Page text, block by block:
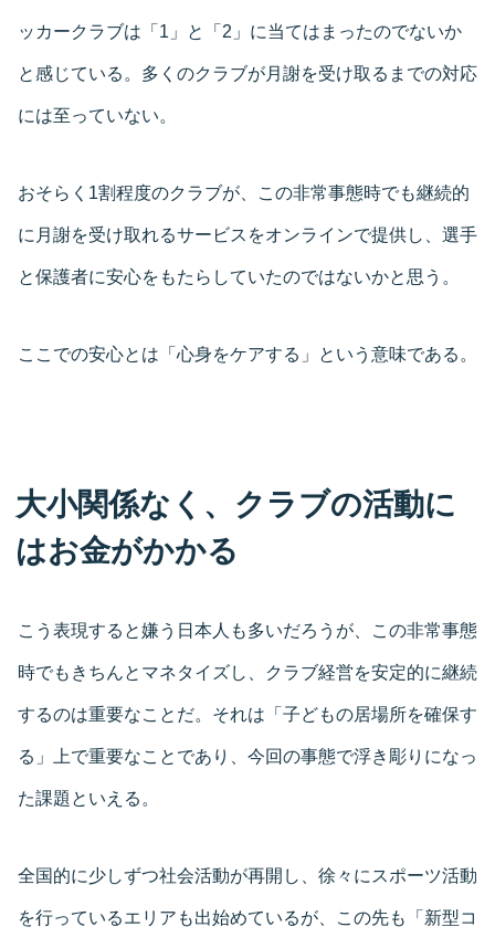
ッカークラブは「1」と「2」に当てはまったのでないか
と感じている。多くのクラブが月謝を受け取るまでの対応
には至っていない。
おそらく1割程度のクラブが、この非常事態時でも継続的
に月謝を受け取れるサービスをオンラインで提供し、選手
と保護者に安心をもたらしていたのではないかと思う。
ここでの安心とは「心身をケアする」という意味である。
大小関係なく、クラブの活動に
はお金がかかる
こう表現すると嫌う日本人も多いだろうが、この非常事態
時でもきちんとマネタイズし、クラブ経営を安定的に継続
するのは重要なことだ。それは「子どもの居場所を確保す
る」上で重要なことであり、今回の事態で浮き彫りになっ
た課題といえる。
全国的に少しずつ社会活動が再開し、徐々にスポーツ活動
を行っているエリアも出始めているが、この先も「新型コ